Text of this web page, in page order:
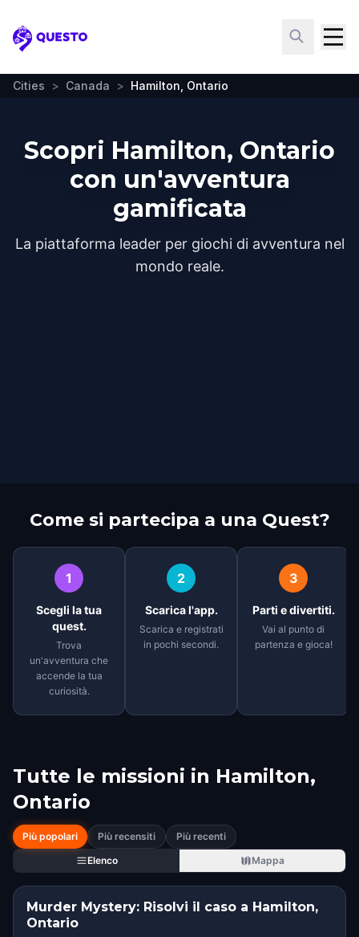
Questo
Cities > Canada > Hamilton, Ontario
Scopri Hamilton, Ontario
con un'avventura
gamificata
La piattaforma leader per giochi di avventura nel
mondo reale.
Come si partecipa a una Quest?
1
Scegli la tua
quest.
Trova
un'avventura che
accende la tua
curiosità.
2
Scarica l'app.
Scarica e registrati
in pochi secondi.
3
Parti e divertiti.
Vai al punto di
partenza e gioca!
Tutte le missioni in Hamilton,
Ontario
Più popolari Più recensiti
Più recenti
Elenco
Mappa
Murder Mystery: Risolvi il caso a Hamilton,
Ontario